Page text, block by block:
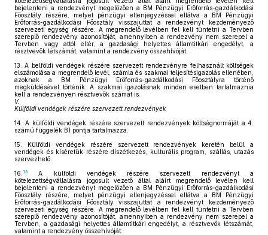
bejelenteni a rendezvényt megelőzően a BM Pénzügyi Erőforrás-gazdálkodási
Főosztály részére, melyet pénzügyi ellenjegyzéssel ellátva a BM Pénzügyi
Erőforrás-gazdálkodási Főosztály visszajuttat a rendezvényt kezdeményező
szervezeti egység részére. A megrendelő levélben fel kell tüntetni a Tervben
szereplő rendezvény azonosítóját, amennyiben a rendezvény nem szerepel a
Tervben vagy attól eltér, a gazdasági helyettes államtitkári engedélyt, a
résztvevők létszámát, valamint a rendezvény összehívóját.
13.
A belföldi vendégek részére szervezett rendezvényre felhasznált költségek
elszámolása a megrendelő levél, számla és szakmai teljesítésigazolás ellenében,
azoknak a BM Pénzügyi Erőforrás-gazdálkodási Főosztályra történő
megküldésével történik. A szakmai igazolásnak minden esetben tartalmaznia
kell a rendezvényen résztvevők számát is.
V.
Külföldi vendégek részére szervezett rendezvények
14.
A külföldi vendégek részére szervezett rendezvények költségnormáját a 4.
számú függelék B) pontja tartalmazza.
15.
Külföldi vendégek részére szervezett rendezvények keretén belül a
vendégek és kíséretük részére díszétkezés, kulturális program, szállás, utazás
szervezhető.
16. 13
A külföldi vendégek részére szervezett rendezvényt a
kötelezettségvállalásra jogosult vezető által aláírt megrendelő levélen kell
bejelenteni a rendezvényt megelőzően a BM Pénzügyi Erőforrás-gazdálkodási
Főosztály részére, melyet pénzügyi ellenjegyzéssel ellátva a BM Pénzügyi
Erőforrás-gazdálkodási Főosztály visszajuttat a rendezvényt kezdeményező
szervezeti egység részére. A megrendelő levélben fel kell tüntetni a Tervben
szereplő rendezvény azonosítóját, amennyiben a rendezvény nem szerepel a
Tervben, a gazdasági helyettes államtitkári engedélyt, a résztvevők létszámát,
valamint a rendezvény összehívóját.